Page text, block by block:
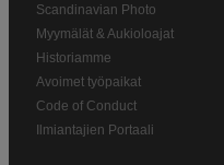
Scandinavian Photo
Myymälät & Aukioloajat
Historiamme
Avoimet työpaikat
Code of Conduct
Ilmiantajien Portaali